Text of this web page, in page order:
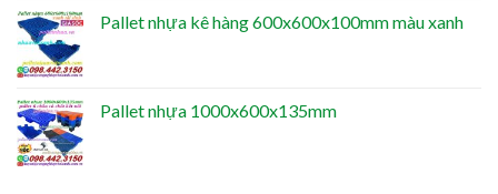
Pallet nhựa kê hàng 600x600x100mm màu xanh
Pallet nhựa 1000x600x135mm